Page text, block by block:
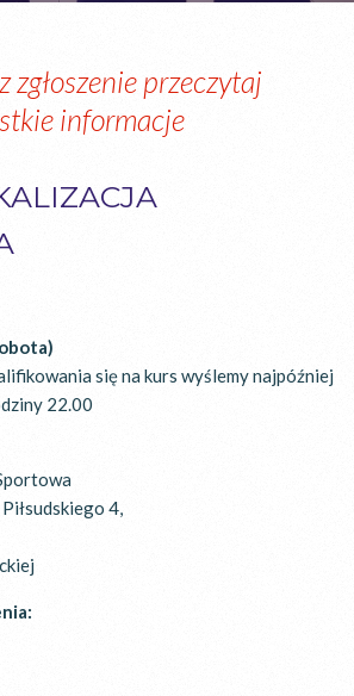
zgłoszenie przeczytaj
informacje
się na kurs wyślemy najpóźniej
22.00
4,